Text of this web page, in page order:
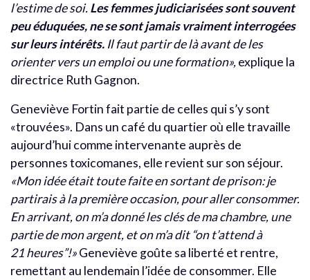
l’estime de soi.Les femmes judiciarisées sont souvent
peu éduquées, ne se sont jamais vraiment interrogées
sur leurs intérêts. Il faut partir de là avant de les
orienter vers un emploi ou une formation»,explique la
directrice Ruth Gagnon.
Geneviève Fortin fait partie de celles qui s’y sont
«trouvées». Dans un café du quartier où elle travaille
aujourd’hui comme intervenante auprès de
personnes toxicomanes, elle revient sur son séjour.
«Mon idée était toute faite en sortant de prison: je
partirais à la première occasion, pour aller consommer.
En arrivant, on m’a donné les clés de ma chambre, une
partie de mon argent, et on m’a dit “on t’attend à
21 heures”!»Geneviève goûte sa liberté et rentre,
remettant au lendemain l’idée de consommer. Elle